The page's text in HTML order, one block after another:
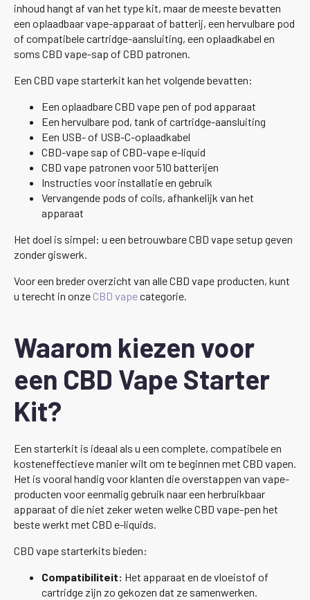
inhoud hangt af van het type kit, maar de meeste bevatten
een oplaadbaar vape-apparaat of batterij, een hervulbare pod
of compatibele cartridge-aansluiting, een oplaadkabel en
soms CBD vape-sap of CBD patronen.
Een CBD vape starterkit kan het volgende bevatten:
Een oplaadbare CBD vape pen of pod apparaat
Een hervulbare pod, tank of cartridge-aansluiting
Een USB- of USB-C-oplaadkabel
CBD-vape sap of CBD-vape e-liquid
CBD vape patronen voor 510 batterijen
Instructies voor installatie en gebruik
Vervangende pods of coils, afhankelijk van het
apparaat
Het doel is simpel: u een betrouwbare CBD vape setup geven
zonder giswerk.
Voor een breder overzicht van alle CBD vape producten, kunt
u terecht in onze CBD vapecategorie.
Waarom kiezen voor
een CBD Vape Starter
Kit?
Een starterkit is ideaal als u een complete, compatibele en
kosteneffectieve manier wilt om te beginnen met CBD vapen.
Het is vooral handig voor klanten die overstappen van vape-
producten voor eenmalig gebruik naar een herbruikbaar
apparaat of die niet zeker weten welke CBD vape-pen het
beste werkt met CBD e-liquids.
CBD vape starterkits bieden:
Compatibiliteit: Het apparaat en de vloeistof of
cartridge zijn zo gekozen dat ze samenwerken.